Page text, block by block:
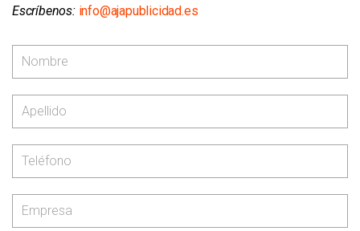
Escríbenos: info@ajapublicidad.es